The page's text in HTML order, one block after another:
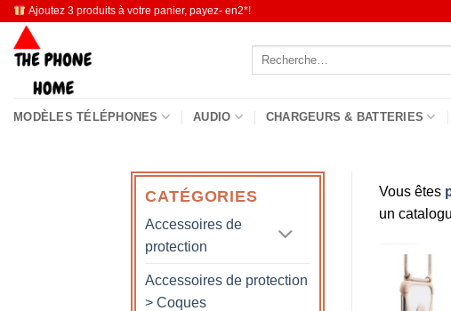
Passer
contenu
Ajoutez 3 produits à votre panier, payez- en2*!
Recherche
MODÈLES TÉLÉPHONES AUDIO CHARGEURS & BATTERIES
CATÉGORIES
Accessoires de
protection
Accessoires de protection
> Coques
Vous êtes
un